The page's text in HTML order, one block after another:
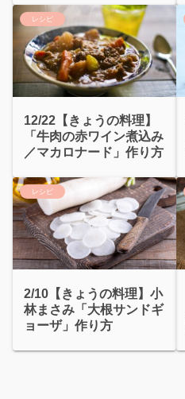
レシピ
12/22【きょうの料理】
「牛肉の赤ワイン煮込み
／マカロナード」作り方
レシピ
2/10【きょうの料理】小
林まさみ「大根サンドギ
ョーザ」作り方